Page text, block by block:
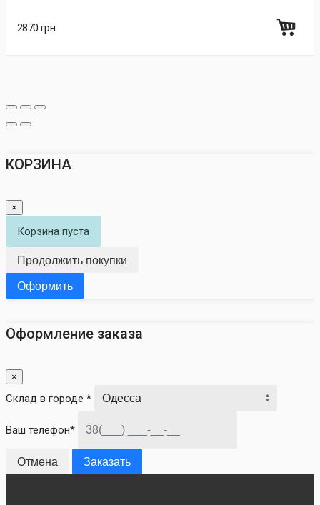
2870 грн.
КОРЗИНА
×
Корзина пуста
Продолжить покупки
Оформить
Оформление заказа
×
Склад в городе *
Ваш телефон*
Отмена Заказать